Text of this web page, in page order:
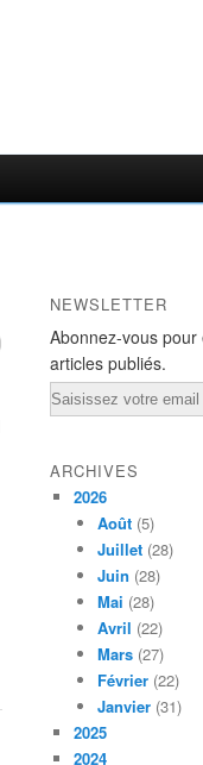
NEWSLETTER
Abonnez-vous
articles publiés.
Email
ARCHIVES
2026
Août (5)
Juillet (28)
Juin (28)
Mai (28)
Avril (22)
Mars (27)
Février (22)
Janvier (31)
2025
2024